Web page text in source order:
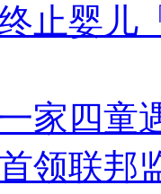
止婴儿
家四童
领联邦